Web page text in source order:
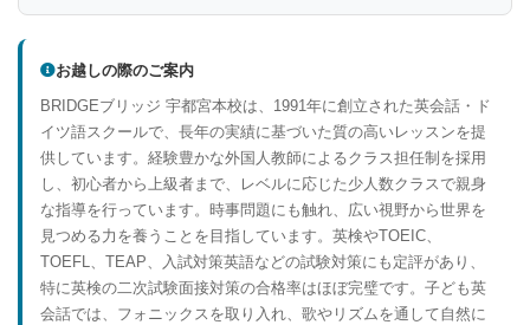
お越しの際のご案内
BRIDGEブリッジ 宇都宮本校は、1991年に創立された英会話・ド
イツ語スクールで、長年の実績に基づいた質の高いレッスンを提
供しています。経験豊かな外国人教師によるクラス担任制を採用
し、初心者から上級者まで、レベルに応じた少人数クラスで親身
な指導を行っています。時事問題にも触れ、広い視野から世界を
見つめる力を養うことを目指しています。英検やTOEIC、
TOEFL、TEAP、入試対策英語などの試験対策にも定評があり、
特に英検の二次試験面接対策の合格率はほぼ完璧です。子ども英
会話では、フォニックスを取り入れ、歌やリズムを通して自然に